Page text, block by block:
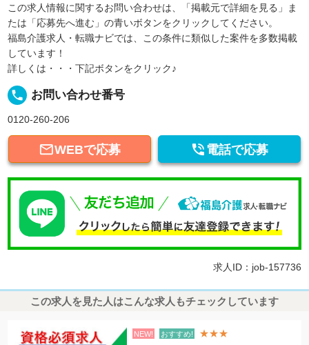
この求人情報に関するお問い合わせは、「掲載元で詳細を見る」ま
たは「応募先へ進む」の青いボタンをクリックしてください。
福島介護求人・転職ナビでは、この条件に類似した案件を多数掲載
しています！
詳しくは・・・下記ボタンをクリック♪
local_phone お問い合わせ番号
0120-260-206
WEBで応募  電話で応募
求人ID：job-157736
この求人を見た人はこんな求人もチェックしています
NEW! おすすめ! ★★★